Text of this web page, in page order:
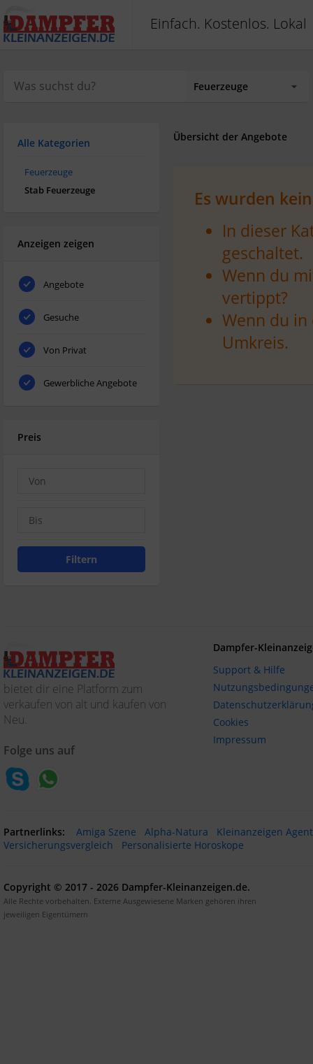
Einfach. Kostenlos. Lokal
Alle Kategorien
Feuerzeuge
Stab Feuerzeuge
Anzeigen zeigen
Angebote
Gesuche
Von Privat
Gewerbliche Angebote
Preis
Filtern
Übersicht der Angebote
Es wurden
In dieser
geschaltet.
Wenn du
vertippt?
Wenn du
Umkreis.
bietet dir eine Platform zum
verkaufen von alt und kaufen von
Neu.
Folge uns auf
Dampfer-
Support & Hilfe
Cookies
Impressum
Partnerlinks: Amiga Szene Alpha-Natura
Kleinanzeigen
Versicherungsvergleich
Personalisierte Horoskope
Copyright © 2017 - 2026 Dampfer-Kleinanzeigen.de.
Alle Rechte vorbehalten. Externe Ausgewiesene Marken gehören ihren
jeweiligen Eigentümern